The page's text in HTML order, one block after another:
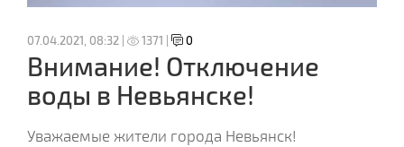
07.04.2021, 08:32 | 1371 | 0
Внимание! Отключение
воды в Невьянске!
Уважаемые жители города Невьянск!